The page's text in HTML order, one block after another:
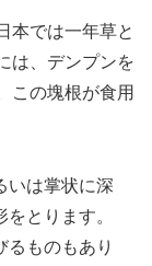
本では一年草と
は、デンプンを
この塊根が食用
いは掌状に深
とります。
るものもあり